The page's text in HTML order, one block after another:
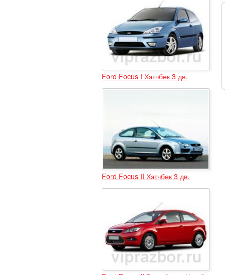
Ford Focus I Хэтчбек 3 дв.
Ford Focus II Хэтчбек 3 дв.